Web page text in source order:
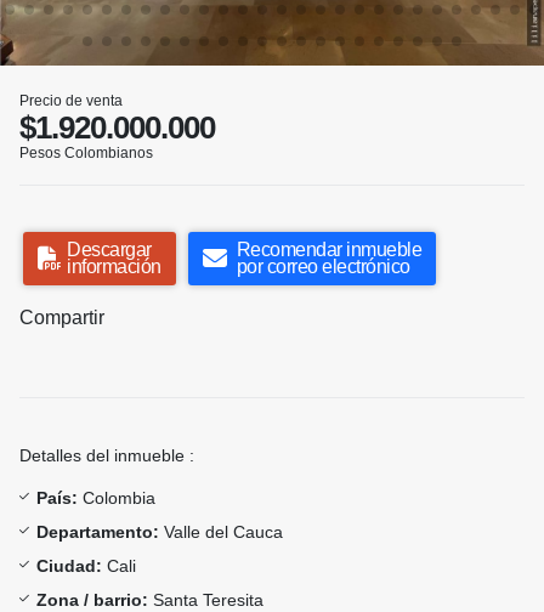
Precio de venta
$1.920.000.000
Pesos Colombianos
Descargar
información
Recomendar inmueble
por correo electrónico
Compartir
Detalles del inmueble :
País: Colombia
Departamento: Valle del Cauca
Ciudad: Cali
Zona / barrio: Santa Teresita